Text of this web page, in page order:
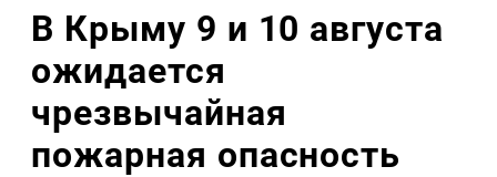
В Крыму 9 и 10 августа
ожидается
чрезвычайная
пожарная опасность